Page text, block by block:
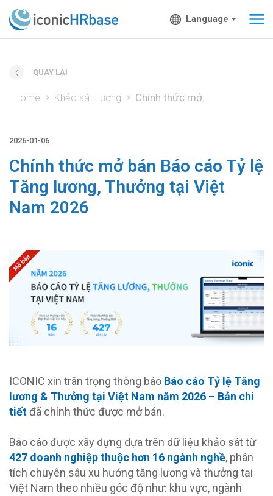
Language
QUAY LẠI
Home Khảo sát Lương Chính thức mở bán Báo cáo Tỷ lệ Tăng lương, Thưởng tại Việt Nam 2026
2026-01-06
Chính thức mở bán Báo cáo Tỷ lệ
Tăng lương, Thưởng tại Việt
Nam 2026
ICONIC xin trân trọng thông báo Báo cáo Tỷ lệ Tăng
lương & Thưởng tại Việt Nam năm 2026 – Bản chi
tiếtđã chính thức được mở bán.
Báo cáo được xây dựng dựa trên dữ liệu khảo sát từ
427 doanh nghiệp thuộc hơn 16 ngành nghề, phân
tích chuyên sâu xu hướng tăng lương và thưởng tại
Việt Nam theo nhiều góc độ như: khu vực, ngành